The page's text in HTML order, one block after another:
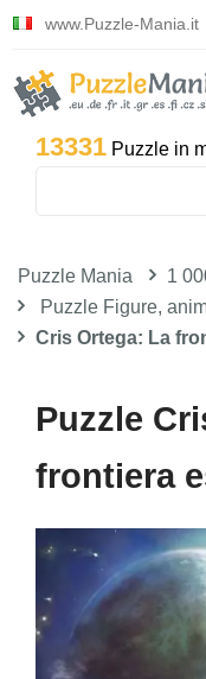
www.Puzzle-Mania.it
13331 Puzzle in
Puzzle Mania 1
Puzzle Figure,
Cris Ortega: La
Puzzle
frontiera